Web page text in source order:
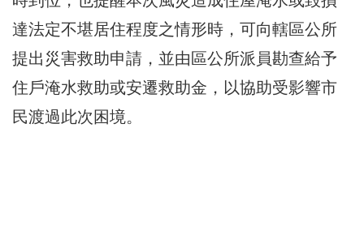
達法定不堪居住程度之情形時，可向轄區公所
提出災害救助申請，並由區公所派員勘查給予
住戶淹水救助或安遷救助金，以協助受影響市
民渡過此次困境。